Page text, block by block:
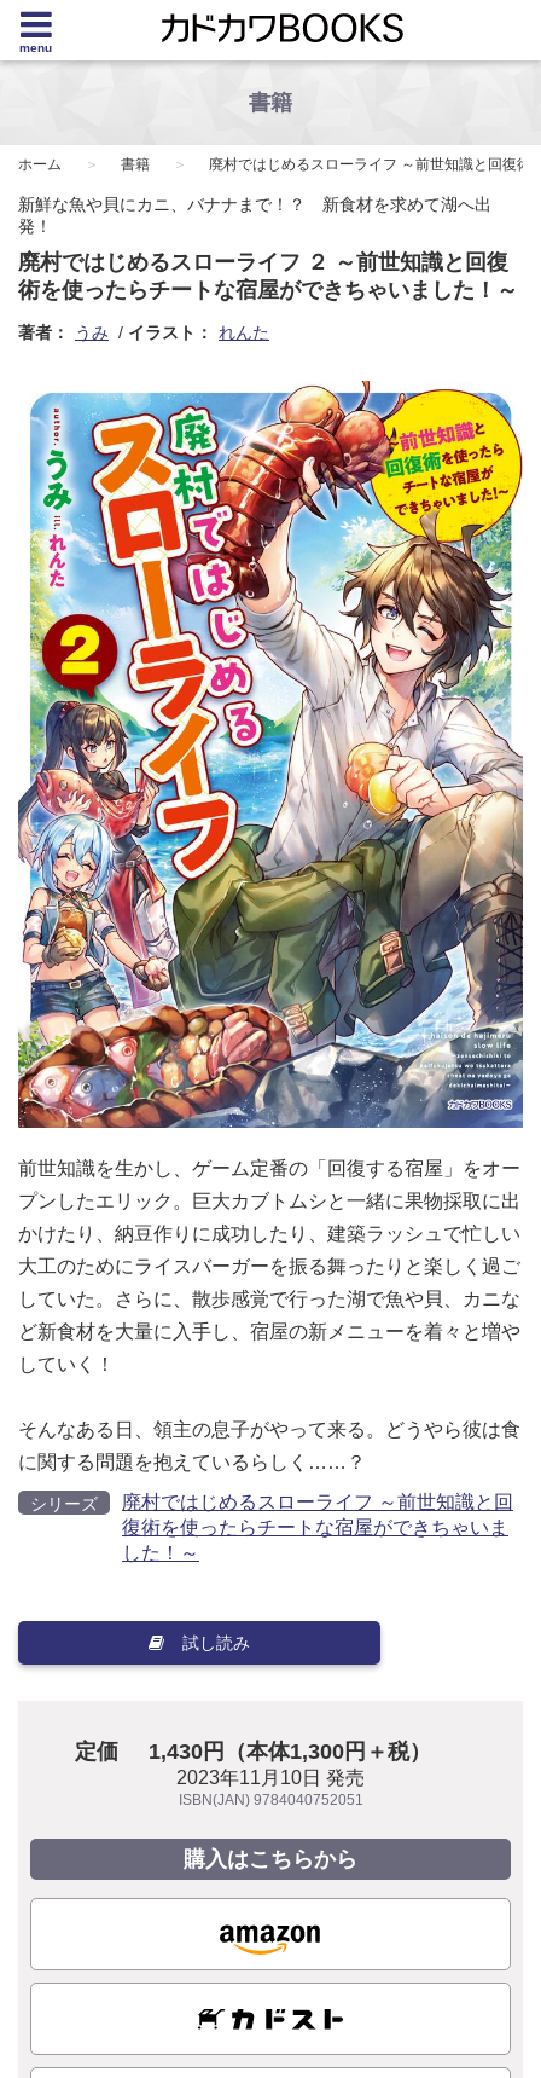
menu
書籍
ホーム 書籍 廃村ではじめるスローライフ ～前世知識と回復
新鮮な魚や貝にカニ、バナナまで！？ 新食材を求めて湖へ出
発！
廃村ではじめるスローライフ ２ ～前世知識と回復
術を使ったらチートな宿屋ができちゃいました！～
著者： うみ イラスト： れんた
前世知識を生かし、ゲーム定番の「回復する宿屋」をオー
プンしたエリック。巨大カブトムシと一緒に果物採取に出
かけたり、納豆作りに成功したり、建築ラッシュで忙しい
大工のためにライスバーガーを振る舞ったりと楽しく過ご
していた。さらに、散歩感覚で行った湖で魚や貝、カニな
ど新食材を大量に入手し、宿屋の新メニューを着々と増や
していく！
そんなある日、領主の息子がやって来る。どうやら彼は食
に関する問題を抱えているらしく……？
シリーズ
廃村ではじめるスローライフ ～前世知識と回
復術を使ったらチートな宿屋ができちゃいま
した！～
試し読み
定価 1,430円（本体1,300円＋税）
2023年11月10日 発売
ISBN(JAN) 9784040752051
購入はこちらから